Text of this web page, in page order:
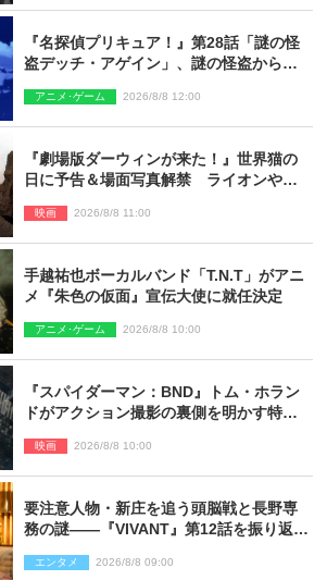
『名探偵プリキュア！』第28話「謎の怪
盗デッチ・アゲイン」、謎の怪盗から不
アニメ･ゲーム 2026/8/8 12:00
『劇場版ダーウィンが来た！』世界猫の
日に予告＆場面写真解禁 ライオンやマ
映画 2026/8/8 11:00
手越祐也ボーカルバンド「T.N.T」がアニ
メ『朱色の仮面』宣伝大使に就任決定
アニメ･ゲーム 2026/8/8 10:00
『スパイダーマン：BND』トム・ホラン
ドがアクション撮影の裏側を明かす特別
映画 2026/8/8 10:00
要注意人物・新庄を追う頭脳戦と長野専
務の謎――『VIVANT』第12話を振り返
エンタメ 2026/8/8 09:00